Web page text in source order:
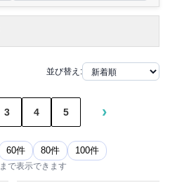
並び替え:
3 4 5 ›
60件 80件 100件
で表示できます